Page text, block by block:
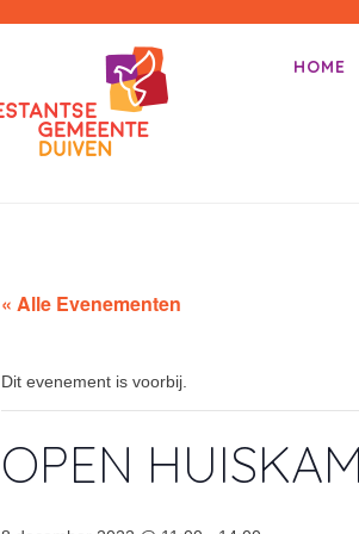
Primair
Spring
HOME
« Alle Evenementen
Dit evenement is voorbij.
OPEN